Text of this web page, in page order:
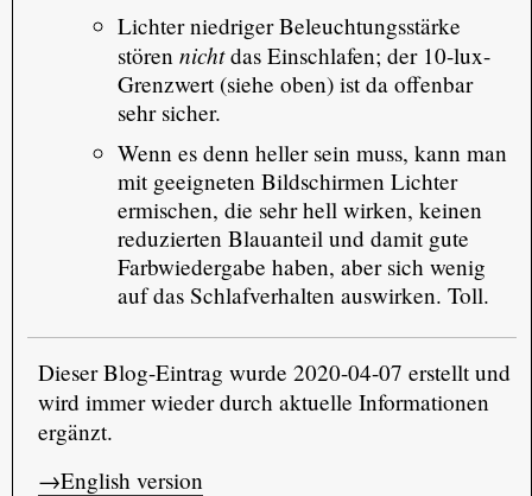
Lichter niedriger Beleuchtungsstärke
störennichtdas Einschlafen; der 10-lux-
Grenzwert (siehe oben) ist da offenbar
sehr sicher.
Wenn es denn heller sein muss, kann man
mit geeigneten Bildschirmen Lichter
ermischen, die sehr hell wirken, keinen
reduzierten Blauanteil und damit gute
Farbwiedergabe haben, aber sich wenig
auf das Schlafverhalten auswirken. Toll.
Dieser Blog-Eintrag wurde 2020-04-07 erstellt und
wird immer wieder durch aktuelle Informationen
ergänzt.
→English version